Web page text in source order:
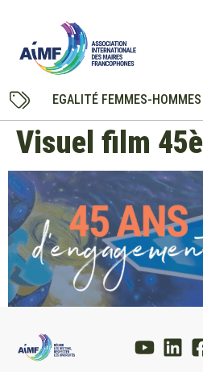
EGALITÉ FEMMES-HOMMES
Visuel film 45è